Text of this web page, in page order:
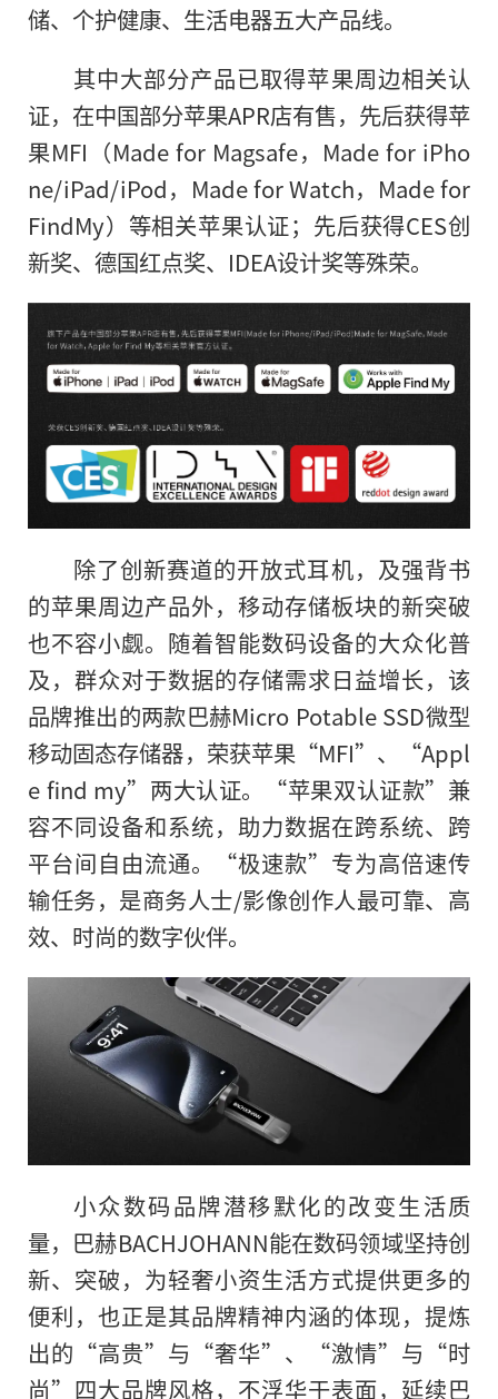
储、个护健康、生活电器五大产品线。
其中大部分产品已取得苹果周边相关认
证，在中国部分苹果APR店有售，先后获得苹
果MFI（Made for Magsafe，Made for iPho
ne/iPad/iPod，Made for Watch，Made for
FindMy）等相关苹果认证；先后获得CES创
新奖、德国红点奖、IDEA设计奖等殊荣。
除了创新赛道的开放式耳机，及强背书
的苹果周边产品外，移动存储板块的新突破
也不容小觑。随着智能数码设备的大众化普
及，群众对于数据的存储需求日益增长，该
品牌推出的两款巴赫Micro Potable SSD微型
移动固态存储器，荣获苹果“MFI”、“Appl
e find my”两大认证。“苹果双认证款”兼
容不同设备和系统，助力数据在跨系统、跨
平台间自由流通。“极速款”专为高倍速传
输任务，是商务人士/影像创作人最可靠、高
效、时尚的数字伙伴。
小众数码品牌潜移默化的改变生活质
量，巴赫BACHJOHANN能在数码领域坚持创
新、突破，为轻奢小资生活方式提供更多的
便利，也正是其品牌精神内涵的体现，提炼
出的“高贵”与“奢华”、“激情”与“时
尚”四大品牌风格，不浮华于表面，延续巴